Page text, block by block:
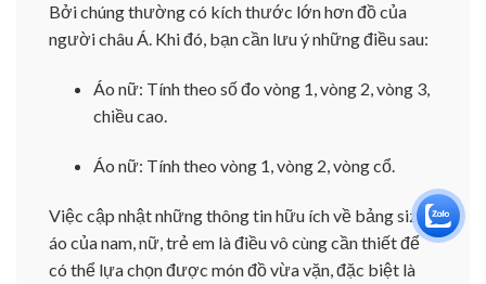
Bởi chúng thường có kích thước lớn hơn đồ của
người châu Á. Khi đó, bạn cần lưu ý những điều sau:
Áo nữ: Tính theo số đo vòng 1, vòng 2, vòng 3,
chiều cao.
Áo nữ: Tính theo vòng 1, vòng 2, vòng cổ.
Việc cập nhật những thông tin hữu ích về bảng size
áo của nam, nữ, trẻ em là điều vô cùng cần thiết để
có thể lựa chọn được món đồ vừa vặn, đặc biệt là